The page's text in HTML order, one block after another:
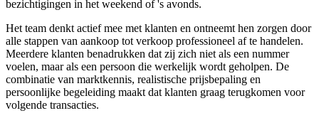
bezichtigingen in het weekend of 's avonds.
Het team denkt actief mee met klanten en ontneemt hen zorgen door
alle stappen van aankoop tot verkoop professioneel af te handelen.
Meerdere klanten benadrukken dat zij zich niet als een nummer
voelen, maar als een persoon die werkelijk wordt geholpen. De
combinatie van marktkennis, realistische prijsbepaling en
persoonlijke begeleiding maakt dat klanten graag terugkomen voor
volgende transacties.